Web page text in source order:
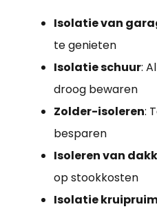
Isolatie van
te genieten
Isolatie schuur:
droog bewaren
Zolder-isoleren:
besparen
Isoleren van
op stookkosten
Isolatie